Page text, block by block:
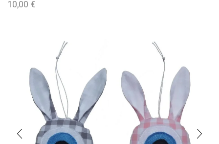
10,00 €